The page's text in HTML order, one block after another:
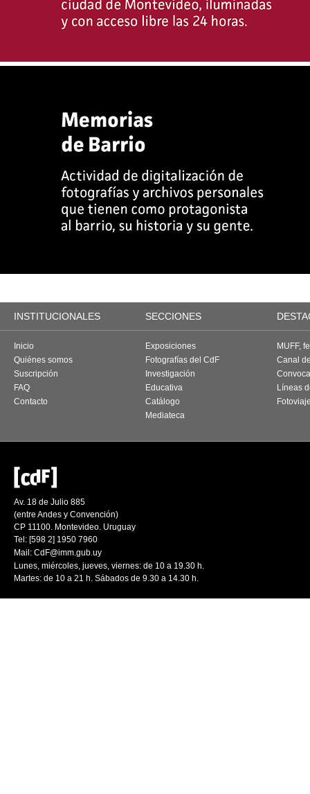
INSTITUCIONALES SECCIONES
Inicio
Quiénes somos
Suscripción
FAQ
Contacto
Exposiciones
Fotografías del CdF
Investigación
Educativa
Catálogo
Mediateca
MUFF,
Canal
Líneas
Av. 18 de Julio 885
(entre Andes y Convención)
CP 11100. Montevideo. Uruguay
Tel: [598 2] 1950 7960
Mail: CdF@imm.gub.uy
Lunes, miércoles, jueves, viernes: de 10 a 19.30 h.
Martes: de 10 a 21 h. Sábados de 9.30 a 14.30 h.